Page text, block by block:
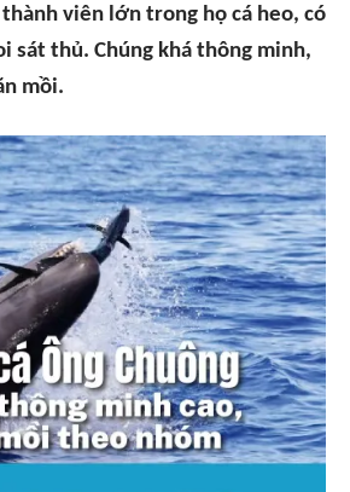
thành viên lớn trong họ cá heo, có
sát thủ. Chúng khá thông minh,
mồi.